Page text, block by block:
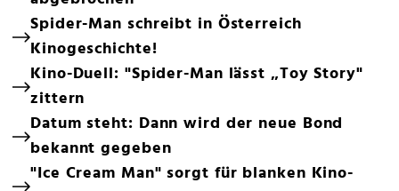
Spider-Man schreibt in Österreich
Kinogeschichte!
Kino-Duell: "Spider-Man lässt „Toy Story"
zittern
Datum steht: Dann wird der neue Bond
bekannt gegeben
"Ice Cream Man" sorgt für blanken Kino-